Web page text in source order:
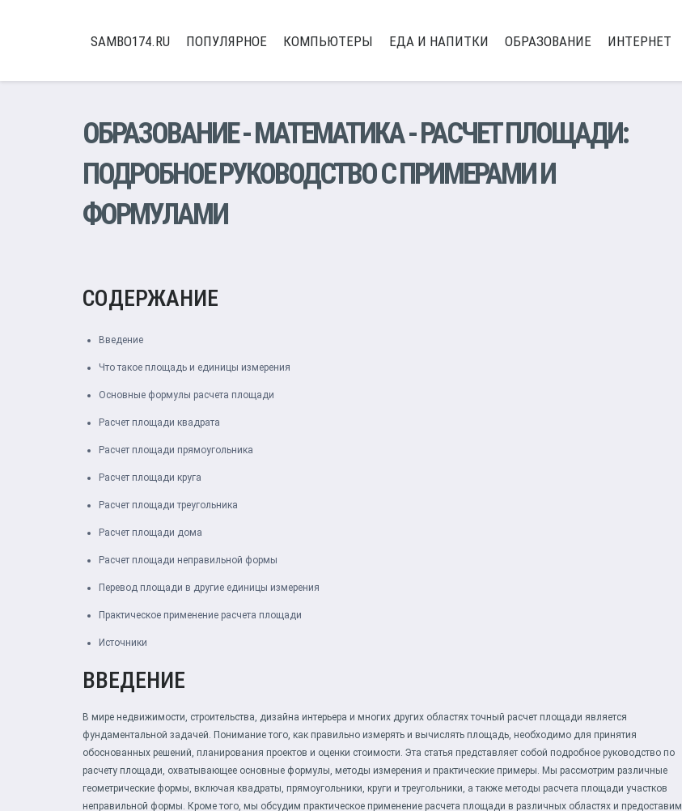
SAMBO174.RU ПОПУЛЯРНОЕ КОМПЬЮТЕРЫ ЕДА И НАПИТКИ ОБРАЗОВАНИЕ ИНТЕРНЕТ
ОБРАЗОВАНИЕ-МАТЕМАТИКА- РАСЧЕТ ПЛОЩАДИ:
ПОДРОБНОЕ РУКОВОДСТВО С ПРИМЕРАМИ И
ФОРМУЛАМИ
СОДЕРЖАНИЕ
Введение
Что такое площадь и единицы измерения
Основные формулы расчета площади
Расчет площади квадрата
Расчет площади прямоугольника
Расчет площади круга
Расчет площади треугольника
Расчет площади дома
Расчет площади неправильной формы
Перевод площади в другие единицы измерения
Практическое применение расчета площади
Источники
ВВЕДЕНИЕ
В мире недвижимости, строительства, дизайна интерьера и многих других областях точный расчет площади является
фундаментальной задачей. Понимание того, как правильно измерять и вычислять площадь, необходимо для принятия
обоснованных решений, планирования проектов и оценки стоимости. Эта статья представляет собой подробное руководство по
расчету площади, охватывающее основные формулы, методы измерения и практические примеры. Мы рассмотрим различные
геометрические формы, включая квадраты, прямоугольники, круги и треугольники, а также методы расчета площади участков
неправильной формы. Кроме того, мы обсудим практическое применение расчета площади в различных областях и предоставим